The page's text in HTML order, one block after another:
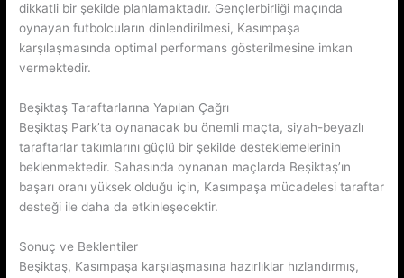
dikkatli bir şekilde planlamaktadır. Gençlerbirliği maçında
oynayan futbolcuların dinlendirilmesi, Kasımpaşa
karşılaşmasında optimal performans gösterilmesine imkan
vermektedir.
Beşiktaş Taraftarlarına Yapılan Çağrı
Beşiktaş Park’ta oynanacak bu önemli maçta, siyah-beyazlı
taraftarlar takımlarını güçlü bir şekilde desteklemelerinin
beklenmektedir. Sahasında oynanan maçlarda Beşiktaş’ın
başarı oranı yüksek olduğu için, Kasımpaşa mücadelesi taraftar
desteği ile daha da etkinleşecektir.
Sonuç ve Beklentiler
Beşiktaş, Kasımpaşa karşılaşmasına hazırlıklar hızlandırmış,